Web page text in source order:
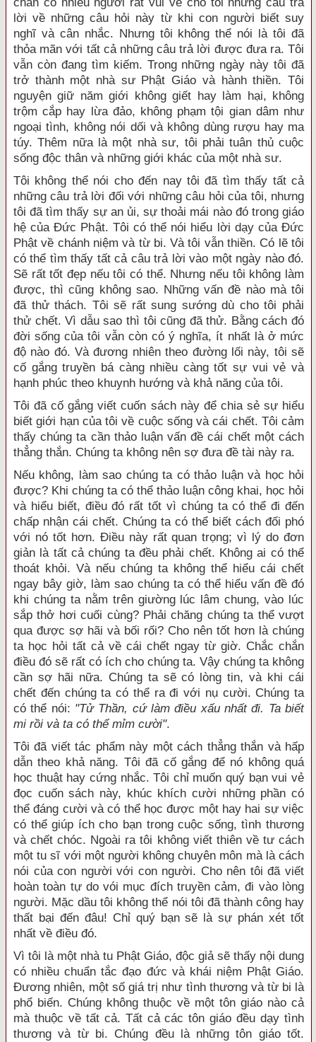
lời về những câu hỏi này từ khi con người biết suy
nghĩ và cân nhắc. Nhưng tôi không thể nói là tôi đã
thỏa mãn với tất cả những câu trả lời được đưa ra. Tôi
vẫn còn đang tìm kiếm. Trong những ngày này tôi đã
trở thành một nhà sư Phật Giáo và hành thiền. Tôi
nguyện giữ năm giới không giết hay làm hại, không
trộm cắp hay lừa đảo, không phạm tội gian dâm như
ngoại tình, không nói dối và không dùng rượu hay ma
túy. Thêm nữa là một nhà sư, tôi phải tuân thủ cuộc
sống độc thân và những giới khác của một nhà sư.
Tôi không thể nói cho đến nay tôi đã tìm thấy tất cả
những câu trả lời đối với những câu hỏi của tôi, nhưng
tôi đã tìm thấy sự an ủi, sự thoải mái nào đó trong giáo
hệ của Ðức Phật. Tôi có thể nói hiểu lời dạy của Ðức
Phật về chánh niệm và từ bi. Và tôi vẫn thiền. Có lẽ tôi
có thể tìm thấy tất cả câu trả lời vào một ngày nào đó.
Sẽ rất tốt đẹp nếu tôi có thể. Nhưng nếu tôi không làm
được, thì cũng không sao. Những vấn đề nào mà tôi
đã thử thách. Tôi sẽ rất sung sướng dù cho tôi phải
thử chết. Vì dẫu sao thì tôi cũng đã thử. Bằng cách đó
đời sống của tôi vẫn còn có ý nghĩa, ít nhất là ở mức
độ nào đó. Và đương nhiên theo đường lối này, tôi sẽ
cố gắng truyền bá càng nhiều càng tốt sự vui vẻ và
hạnh phúc theo khuynh hướng và khả năng của tôi.
Tôi đã cố gắng viết cuốn sách này để chia sẻ sự hiểu
biết giới hạn của tôi về cuộc sống và cái chết. Tôi cảm
thấy chúng ta cần thảo luận vấn đề cái chết một cách
thẳng thắn. Chúng ta không nên sợ đưa đề tài này ra.
Nếu không, làm sao chúng ta có thảo luận và học hỏi
được? Khi chúng ta có thể thảo luận công khai, học hỏi
và hiểu biết, điều đó rất tốt vì chúng ta có thể đi đến
chấp nhận cái chết. Chúng ta có thể biết cách đối phó
với nó tốt hơn. Ðiều này rất quan trọng; vì lý do đơn
giản là tất cả chúng ta đều phải chết. Không ai có thể
thoát khỏi. Và nếu chúng ta không thể hiểu cái chết
ngay bây giờ, làm sao chúng ta có thể hiểu vấn đề đó
khi chúng ta nằm trên giường lúc lâm chung, vào lúc
sắp thở hơi cuối cùng? Phải chăng chúng ta thể vượt
qua được sợ hãi và bối rối? Cho nên tốt hơn là chúng
ta học hỏi tất cả về cái chết ngay từ giờ. Chắc chắn
điều đó sẽ rất có ích cho chúng ta. Vậy chúng ta không
cần sợ hãi nữa. Chúng ta sẽ có lòng tin, và khi cái
chết đến chúng ta có thể ra đi với nụ cười. Chúng ta
có thể nói: "Tử Thần, cứ làm điều xấu nhất đi. Ta biết
mi rồi và ta có thể mỉm cười".
Tôi đã viết tác phẩm này một cách thẳng thắn và hấp
dẫn theo khả năng. Tôi đã cố gắng để nó không quá
học thuật hay cứng nhắc. Tôi chỉ muốn quý bạn vui vẻ
đọc cuốn sách này, khúc khích cười những phần có
thể đáng cười và có thể học được một hay hai sự việc
có thể giúp ích cho bạn trong cuộc sống, tình thương
và chết chóc. Ngoài ra tôi không viết thiên về tư cách
một tu sĩ với một người không chuyên môn mà là cách
nói của con người với con người. Cho nên tôi đã viết
hoàn toàn tự do vói mục đích truyền cảm, đi vào lòng
người. Mặc dầu tôi không thể nói tôi đã thành công hay
thất bại đến đâu! Chỉ quý bạn sẽ là sự phán xét tốt
nhất về điều đó.
Vì tôi là một nhà tu Phật Giáo, độc giả sẽ thấy nội dung
có nhiều chuẩn tắc đạo đức và khái niệm Phật Giáo.
Ðương nhiên, một số giá trị như tình thương và từ bi là
phổ biến. Chúng không thuộc về một tôn giáo nào cả
mà thuộc về tất cả. Tất cả các tôn giáo đều dạy tình
thương và từ bi. Chúng đều là những tôn giáo tốt.